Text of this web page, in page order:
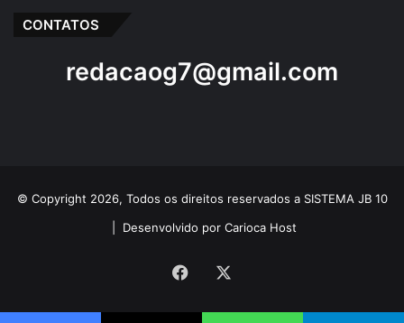
CONTATOS
redacaog7@gmail.com
© Copyright 2026, Todos os direitos reservados a SISTEMA JB 10
Desenvolvido por Carioca Host
Facebook